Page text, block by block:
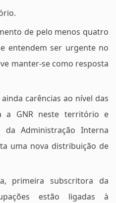
de pelo menos quatro
entendem ser urgente no
manter-se como resposta
carências ao nível das
a GNR neste território e
Administração Interna
uma nova distribuição de
primeira subscritora da
estão ligadas à